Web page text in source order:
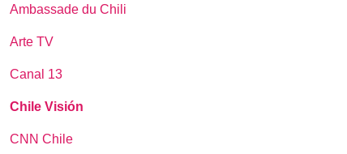
Ambassade du Chili
Arte TV
Canal 13
Chile Visión
CNN Chile